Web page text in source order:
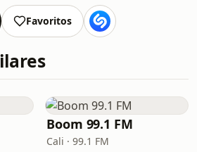
Favoritos
Boom 99.1 FM
Cali · 99.1 FM